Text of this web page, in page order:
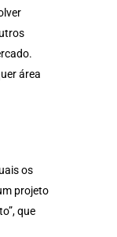
área
os
projeto
que